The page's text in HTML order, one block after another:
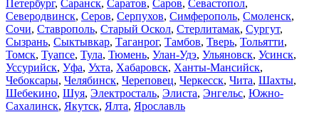
Петербург, Саранск, Саратов, Саров, Севастопол,
Северодвинск, Серов, Серпухов, Симферополь, Смоленск,
Сочи, Ставрополь, Старый Оскол, Стерлитамак, Сургут,
Сызрань, Сыктывкар, Таганрог, Тамбов, Тверь, Тольятти,
Томск, Туапсе, Тула, Тюмень, Улан-Удэ, Ульяновск, Усинск,
Уссурийск, Уфа, Ухта, Хабаровск, Ханты-Мансийск,
Чебоксары, Челябинск, Череповец, Черкесск, Чита, Шахты,
Шебекино, Шуя, Электросталь, Элиста, Энгельс, Южно-
Сахалинск, Якутск, Ялта, Ярославль